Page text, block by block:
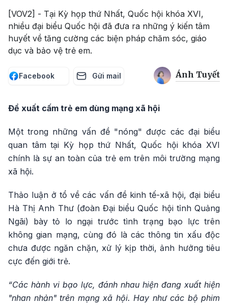
[VOV2] - Tại Kỳ họp thứ Nhất, Quốc hội khóa XVI,
nhiều đại biểu Quốc hội đã đưa ra những ý kiến tâm
huyết về tăng cường các biện pháp chăm sóc, giáo
dục và bảo vệ trẻ em.
Facebook Gửi mail Ánh Tuyết
Đề xuất cấm trẻ em dùng mạng xã hội
Một trong những vấn đề "nóng" được các đại biểu
quan tâm tại Kỳ họp thứ Nhất, Quốc hội khóa XVI
chính là sự an toàn của trẻ em trên môi trường mạng
xã hội.
Thảo luận ở tổ về các vấn đề kinh tế-xã hội, đại biểu
Hà Thị Anh Thư (đoàn Đại biểu Quốc hội tỉnh Quảng
Ngãi) bày tỏ lo ngại trước tình trạng bạo lực trên
không gian mạng, cùng đó là các thông tin xấu độc
chưa được ngăn chặn, xử lý kịp thời, ảnh hưởng tiêu
cực đến giới trẻ.
“Các hành vi bạo lực, đánh nhau hiện đang xuất hiện
"nhan nhản" trên mạng xã hội. Hay như các bộ phim